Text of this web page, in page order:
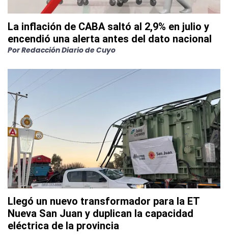
La inflación de CABA saltó al 2,9% en julio y
encendió una alerta antes del dato nacional
PorRedacción Diario de Cuyo
Llegó un nuevo transformador para la ET
Nueva San Juan y duplican la capacidad
eléctrica de la provincia